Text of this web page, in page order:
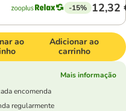
-15% 12,32
ao
Adicionar ao
carrinho
Mais informação
encomenda
regularmente